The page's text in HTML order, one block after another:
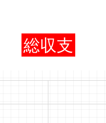
総収支